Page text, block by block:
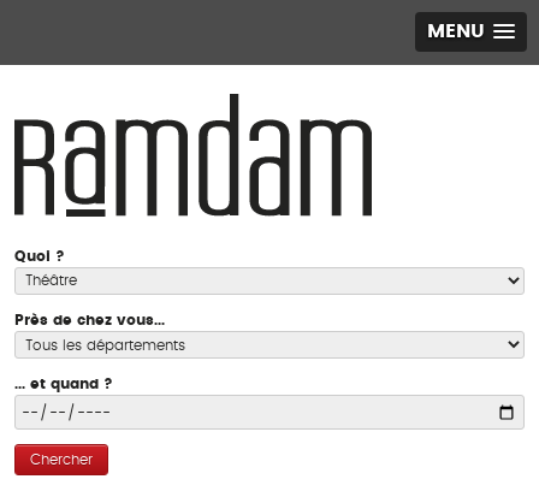
MENU
Quoi ?
Près de chez vous...
... et quand ?
Chercher